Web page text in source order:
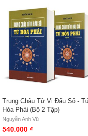
Trung Châu Tử Vi Đẩu Số -
Hóa Phái (Bộ 2 Tập)
Nguyễn Anh Vũ
540.000 ₫